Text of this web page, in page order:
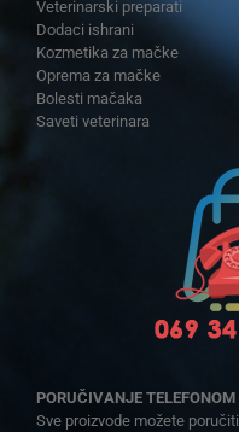
Veterinarski preparati
Dodaci ishrani
Kozmetika za mačke
Oprema za mačke
Bolesti mačaka
Saveti veterinara
PORUČIVANJE TELEFONOM
Sve proizvode možete poručiti